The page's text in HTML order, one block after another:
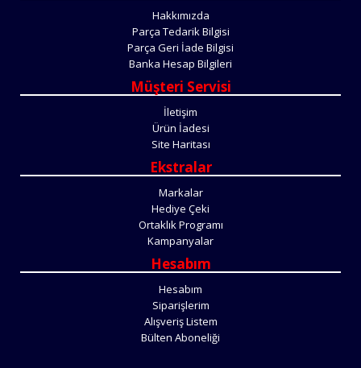
Hakkımızda
Parça Tedarik Bilgisi
Parça Geri İade Bilgisi
Banka Hesap Bilgileri
Müşteri Servisi
İletişim
Ürün İadesi
Site Haritası
Ekstralar
Markalar
Hediye Çeki
Ortaklık Programı
Kampanyalar
Hesabım
Hesabım
Siparişlerim
Alışveriş Listem
Bülten Aboneliği